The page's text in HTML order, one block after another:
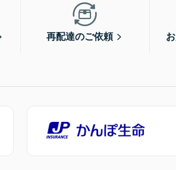
再配達のご依頼